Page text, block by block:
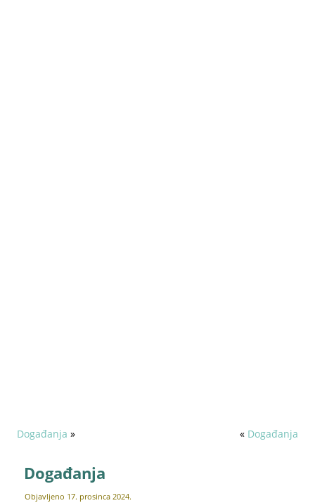
Događanja » « Događanja
Događanja
Objavljeno 17. prosinca 2024.